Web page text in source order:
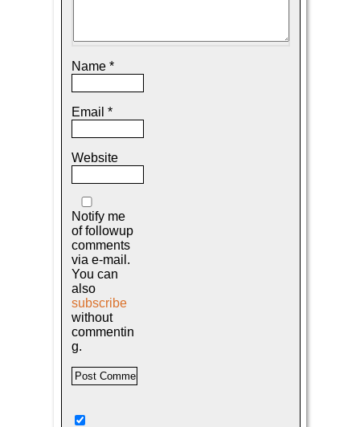
Name *
Email *
Website
Notify me
of followup
comments
via e-mail.
You can
also
subscribe
without
commentin
g.